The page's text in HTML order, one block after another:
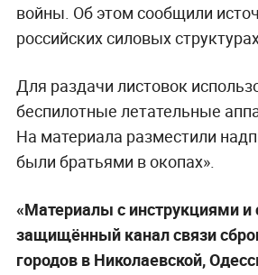
войны. Об этом сообщили
российских силовых
Для раздачи листовок
беспилотные летательные
На материала разместили
были братьями в окопах».
«Материалы с инструкциями и
защищённый канал связи
городов в Николаевской,